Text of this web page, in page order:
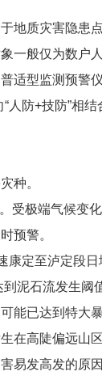
地质灾害隐患
一般仅为数户
适型监测预警
防+技防”相
种。
受极端气候变
预警。
康定至泸定段
泥石流发生阈
能已达到特大暴
在高陡偏远山
易发高发的原